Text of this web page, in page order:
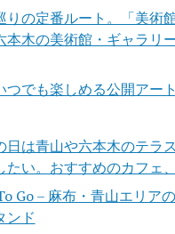
りの定番ルート。「美術
本木の美術館・ギャラリ
つでも楽しめる公開アー
日は青山や六本木のテラ
たい。おすすめのカフェ
Go – 麻布・青山エリア
ンド